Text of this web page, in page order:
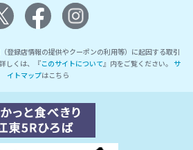
登録店情報の提供やクーポンの利用等）に起因する取引
しくは、『このサイトについて』内をご覧ください。 サ
イトマップはこちら